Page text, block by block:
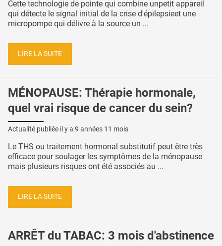
Cette technologie de pointe qui combine unpetit appareil
qui détecte le signal initial de la crise d'épilepsieet une
micropompe qui délivre à la source un ...
LIRE LA SUITE
MÉNOPAUSE: Thérapie hormonale,
quel vrai risque de cancer du sein?
Actualité publiée il y a 9 années 11 mois
Le THS ou traitement hormonal substitutif peut être très
efficace pour soulager les symptômes de la ménopause
mais plusieurs risques ont été associés au ...
LIRE LA SUITE
ARRÊT du TABAC: 3 mois d'abstinence